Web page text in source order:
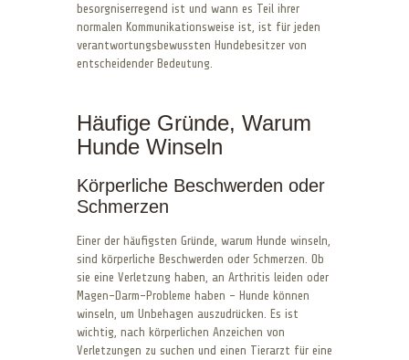
besorgniserregend ist und wann es Teil ihrer
normalen Kommunikationsweise ist, ist für jeden
verantwortungsbewussten Hundebesitzer von
entscheidender Bedeutung.
Häufige Gründe, Warum
Hunde Winseln
Körperliche Beschwerden oder
Schmerzen
Einer der häufigsten Gründe, warum Hunde winseln,
sind körperliche Beschwerden oder Schmerzen. Ob
sie eine Verletzung haben, an Arthritis leiden oder
Magen-Darm-Probleme haben – Hunde können
winseln, um Unbehagen auszudrücken. Es ist
wichtig, nach körperlichen Anzeichen von
Verletzungen zu suchen und einen Tierarzt für eine